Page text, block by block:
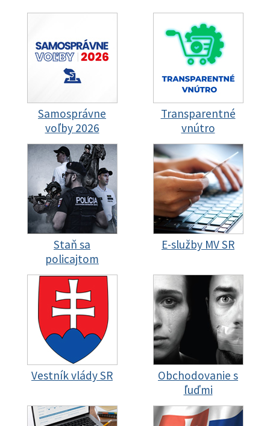
Samosprávne
voľby 2026
Transparentné
vnútro
Staň sa
policajtom
E-služby MV SR
Vestník vlády SR
Obchodovanie s
ľuďmi